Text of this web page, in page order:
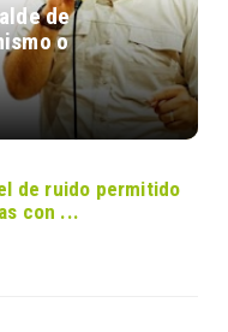
de
o
de ruido permitido
con ...